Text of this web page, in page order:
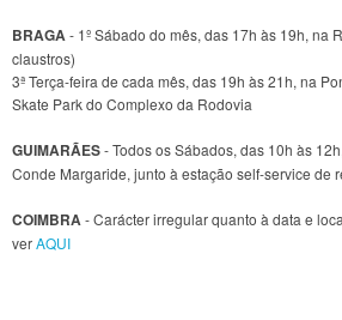
BRAGA- 1º Sábado do mês, das 17h às 19h, na
claustros)
3ª Terça-feira de cada mês, das 19h às 21h, na
Skate Park do Complexo da Rodovia
GUIMARÃES- Todos os Sábados, das 10h às
Conde Margaride, junto à estação self-service de
COIMBRA- Carácter irregular quanto à data e
verAQUI